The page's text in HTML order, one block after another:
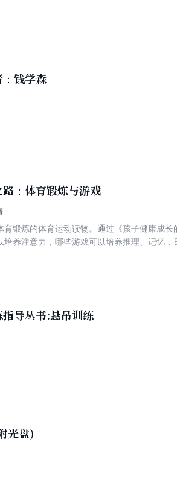
：钱学森
：体育锻炼与游戏
育锻炼的体育运动读物。通过《孩子健康成
养注意力，哪些游戏可以培养推理、记忆
导丛书:悬吊训练
光盘)